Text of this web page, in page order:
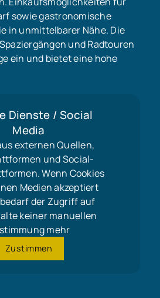
sowie gastronomische
in unmittelbarer Nähe. Die
und Radtouren
ein und bietet eine hohe
Dienste / Social
Media
externen Quellen,
und Social-
Wenn Cookies
Medien akzeptiert
der Zugriff auf
keiner manuellen
mehr
Zustimmen